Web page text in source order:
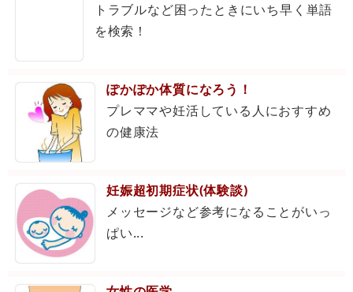
トラブルなど困ったときにいち早く単語
を検索！
ぽかぽか体質になろう！
プレママや妊活している人におすすめ
の健康法
妊娠超初期症状(体験談)
メッセージなど参考になることがいっ
ぱい...